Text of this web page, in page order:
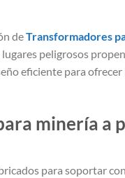
deTransformadores
peligrosos
eficiente para
minería a
para soportar